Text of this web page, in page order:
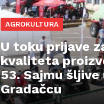
AGROKULTURA
U toku prijave
kvaliteta
53. Sajmu šljive
Gradačcu